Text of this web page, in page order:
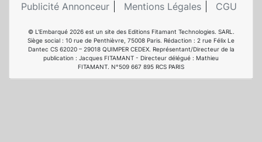
Publicité Annonceur
Mentions Légales CGU
© L'Embarqué 2026 est un site des Editions Fitamant Technologies. SARL.
Siège social : 10 rue de Penthièvre, 75008 Paris. Rédaction : 2 rue Félix Le
Dantec CS 62020 – 29018 QUIMPER CEDEX. Représentant/Directeur de la
publication : Jacques FITAMANT - Directeur délégué : Mathieu
FITAMANT. N°509 667 895 RCS PARIS